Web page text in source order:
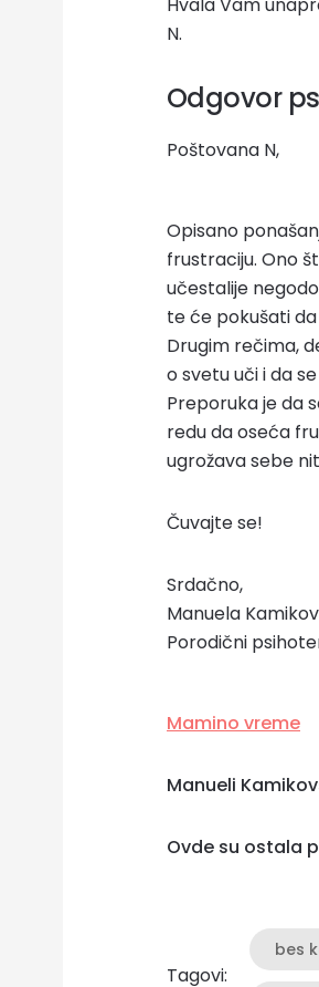
Hvala Vam
N.
Odgovor
Poštovana N,
Opisano
frustraciju. Ono
učestalije
te će pokušati
Drugim rečima,
o svetu uči i da
Preporuka je da
redu da oseća
ugrožava sebe
Čuvajte se!
Srdačno,
Manuela
Porodični
Mamino vreme
Manueli
Ovde su ostala
Tagovi:
bes